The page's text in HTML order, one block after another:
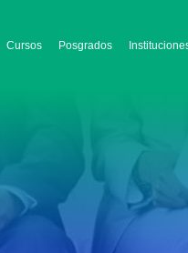
Cursos Posgrados